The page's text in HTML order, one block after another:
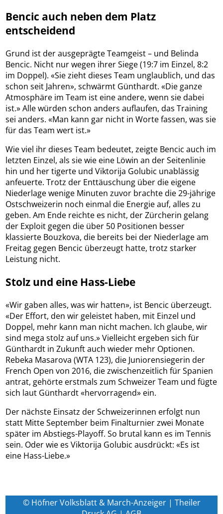
Bencic auch neben dem Platz
entscheidend
Grund ist der ausgeprägte Teamgeist – und Belinda
Bencic. Nicht nur wegen ihrer Siege (19:7 im Einzel, 8:2
im Doppel). «Sie zieht dieses Team unglaublich, und das
schon seit Jahren», schwärmt Günthardt. «Die ganze
Atmosphäre im Team ist eine andere, wenn sie dabei
ist.» Alle würden schon anders auflaufen, das Training
sei anders. «Man kann gar nicht in Worte fassen, was sie
für das Team wert ist.»
Wie viel ihr dieses Team bedeutet, zeigte Bencic auch im
letzten Einzel, als sie wie eine Löwin an der Seitenlinie
hin und her tigerte und Viktorija Golubic unablässig
anfeuerte. Trotz der Enttäuschung über die eigene
Niederlage wenige Minuten zuvor brachte die 29-jährige
Ostschweizerin noch einmal die Energie auf, alles zu
geben. Am Ende reichte es nicht, der Zürcherin gelang
der Exploit gegen die über 50 Positionen besser
klassierte Bouzkova, die bereits bei der Niederlage am
Freitag gegen Bencic überzeugt hatte, trotz starker
Leistung nicht.
Stolz und eine Hass-Liebe
«Wir gaben alles, was wir hatten», ist Bencic überzeugt.
«Der Effort, den wir geleistet haben, mit Einzel und
Doppel, mehr kann man nicht machen. Ich glaube, wir
sind mega stolz auf uns.» Vielleicht ergeben sich für
Günthardt in Zukunft auch wieder mehr Optionen.
Rebeka Masarova (WTA 123), die Juniorensiegerin der
French Open von 2016, die zwischenzeitlich für Spanien
antrat, gehörte erstmals zum Schweizer Team und fügte
sich laut Günthardt «hervorragend» ein.
Der nächste Einsatz der Schweizerinnen erfolgt nun
statt Mitte September beim Finalturnier zwei Monate
später im Abstiegs-Playoff. So brutal kann es im Tennis
sein. Oder wie es Viktorija Golubic ausdrückt: «Es ist
eine Hass-Liebe.»
© Höfner Volksblatt & March-Anzeiger | Theiler